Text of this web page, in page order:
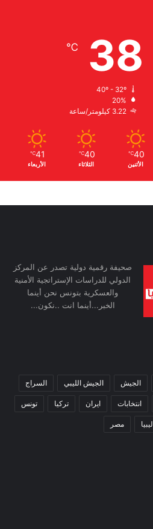
38
℃
20%
3.22 كيلومتر/ساعة
40
℃
الأثنين
40
℃
الثلاثاء
41
℃
الأربعاء
صحيفة رقمية دولية تصدر عن المركز
الدولي للدراسات الإستراتجية الأمنية
والعسكرية بتونس نحن أينما
الخبر...أينما انت ..نكون...
الجيش الجيش الليبي السراج
انتخابات ايران تركيا تونس
ليبيا مصر